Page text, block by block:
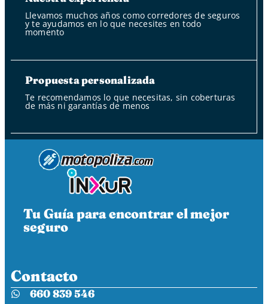
Llevamos muchos años como corredores de seguros
y te ayudamos en lo que necesites en todo
momento
Propuesta personalizada
Te recomendamos lo que necesitas, sin coberturas
de más ni garantías de menos
Tu Guía para encontrar el mejor
seguro
Contacto
660 839 546